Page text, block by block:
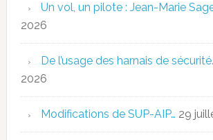
Un vol, un pilote : Jean-Marie
2026
De l’usage des harnais de
2026
Modifications de SUP-AIP… 29